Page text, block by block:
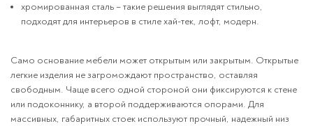
хромированная сталь – такие решения выглядят стильно,
подходят для интерьеров в стиле хай-тек, лофт, модерн.
Само основание мебели может открытым или закрытым. Открытые
легкие изделия не загромождают пространство, оставляя
свободным. Чаще всего одной стороной они фиксируются к стене
или подоконнику, а второй поддерживаются опорами. Для
массивных, габаритных стоек используют прочный, надежный низ